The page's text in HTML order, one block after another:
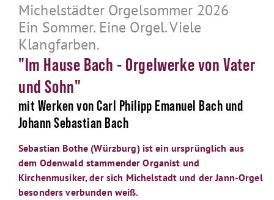
Michelstädter Orgelsommer 2026
Ein Sommer. Eine Orgel. Viele
Klangfarben.
"Im Hause Bach - Orgelwerke von Vater
und Sohn"
mit Werken von Carl Philipp Emanuel Bach und
Johann Sebastian Bach
Sebastian Bothe (Würzburg) ist ein ursprünglich aus
dem Odenwald stammender Organist und
Kirchenmusiker, der sich Michelstadt und der Jann-Orgel
besonders verbunden weiß.